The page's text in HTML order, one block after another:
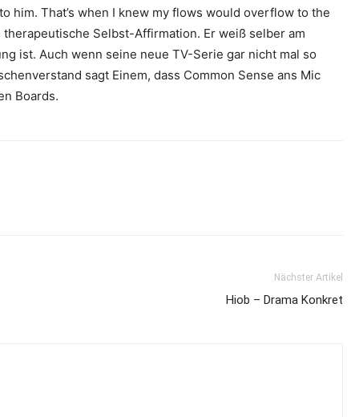
him. That’s when I knew my flows would overflow to the
Selbst-Affirmation. Er weiß selber am
ist. Auch wenn seine neue TV-Serie gar nicht mal so
sagt Einem, dass Common Sense ans Mic
Boards.
Nächster Artikel
Hiob – Drama Konkret